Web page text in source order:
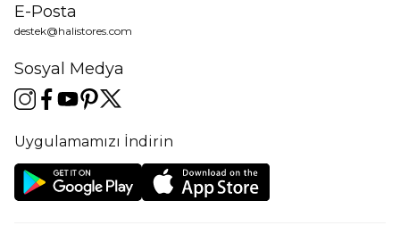
E-Posta
destek@halistores.com
Sosyal Medya
Uygulamamızı İndirin